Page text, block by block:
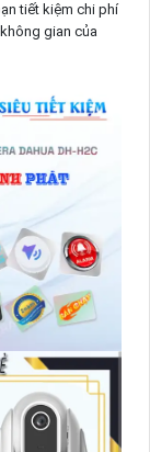
tiết kiệm chi phí
gian của